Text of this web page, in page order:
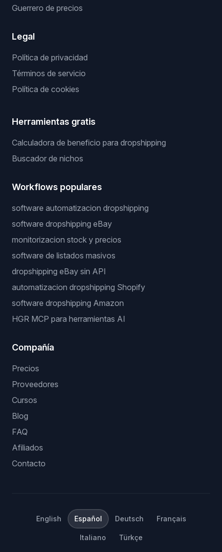
Guerrero de precios
Legal
Política de privacidad
Términos de servicio
Política de cookies
Herramientas gratis
Calculadora de beneficio para dropshipping
Buscador de nichos
Workflows populares
software automatizacion dropshipping
software dropshipping eBay
monitorizacion stock y precios
software de listados masivos
dropshipping eBay sin API
automatizacion dropshipping Shopify
software dropshipping Amazon
HGR MCP para herramientas AI
Compañía
Precios
Proveedores
Cursos
Blog
FAQ
Afiliados
Contacto
English Español Deutsch Français
Italiano Türkçe